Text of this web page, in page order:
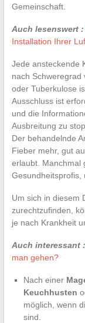
Gemeinschaft.
Auch lesenswert :
Installation Ihrer
Jede ansteckende
nach Schweregrad
oder Tuberkulose
Ausschluss ist
und die
Ausbreitung zu
Der behandelnde
Fieber mehr, gut
erlaubt. Manchmal
Gesundheitsprofis,
Um sich in diesem
zurechtzufinden,
je nach Krankheit
Auch interessant :
man gehen?
Nach einer
Keuchhusten
möglich, wenn
sind.